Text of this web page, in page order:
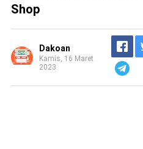
Shop
Dakoan
Kamis, 16 Maret
2023